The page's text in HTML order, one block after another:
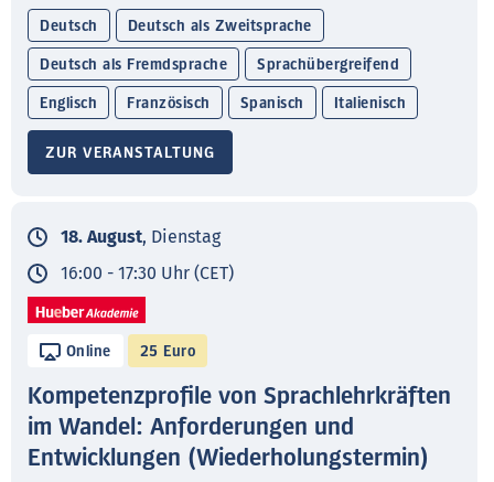
Deutsch Deutsch als Zweitsprache
Deutsch als Fremdsprache Sprachübergreifend
Englisch Französisch Spanisch Italienisch
ZUR VERANSTALTUNG
18. August, Dienstag
16:00 - 17:30 Uhr (CET)
Online 25 Euro
Kompetenzprofile von Sprachlehrkräften
im Wandel: Anforderungen und
Entwicklungen (Wiederholungstermin)